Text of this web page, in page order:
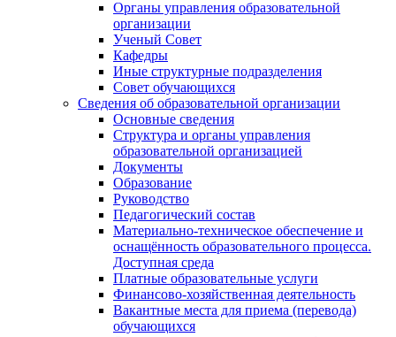
Органы управления образовательной
организации
Ученый Совет
Кафедры
Иные структурные подразделения
Совет обучающихся
Сведения об образовательной организации
Основные сведения
Структура и органы управления
образовательной организацией
Документы
Образование
Руководство
Педагогический состав
Материально-техническое обеспечение и
оснащённость образовательного процесса.
Доступная среда
Платные образовательные услуги
Финансово-хозяйственная деятельность
Вакантные места для приема (перевода)
обучающихся